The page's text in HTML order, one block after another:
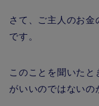
さて、ご主人のお
です。
このことを聞いたと
がいいのではないの